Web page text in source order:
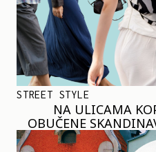
STREET STYLE
NA ULICAMA
OBUČENE